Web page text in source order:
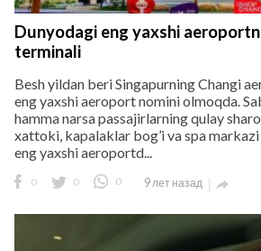
Dunyodagi eng yaxshi
terminali
Besh yildan beri Singapurning Changi
eng yaxshi aeroport nomini olmoqda.
hamma narsa passajirlarning qulay
xattoki, kapalaklar bog’i va spa markazi
eng yaxshi aeroportd...
0 0 0 9 лет назад 